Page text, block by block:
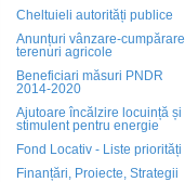
Cheltuieli autorități publice
Anunțuri vânzare-cumpărare
terenuri agricole
Beneficiari măsuri PNDR
2014-2020
Ajutoare încălzire locuință și
stimulent pentru energie
Fond Locativ - Liste priorități
Finanțări, Proiecte, Strategii